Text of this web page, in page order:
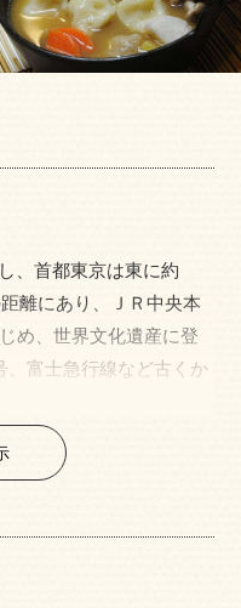
、首都東京は東に約
離にあり、ＪＲ中央本
め、世界文化遺産に登
、富士急行線など古くか
然環境に恵まれてお
い数多くの山々がある
い街」と銘打ち、秀麗
の景色を市のシンボル